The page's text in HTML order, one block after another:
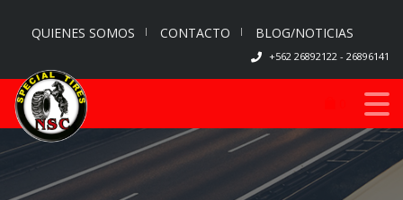
QUIENES SOMOS CONTACTO BLOG/NOTICIAS
+562 26892122 - 26896141